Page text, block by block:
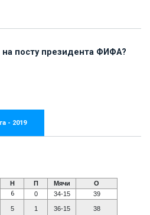
посту президента ФИФА?
- 2019
Н П Мячи
О
6 0 34-15 39
5 1 36-15 38